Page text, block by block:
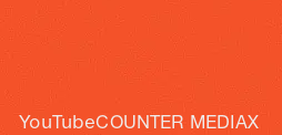
YouTubeCOUNTER MEDIAX